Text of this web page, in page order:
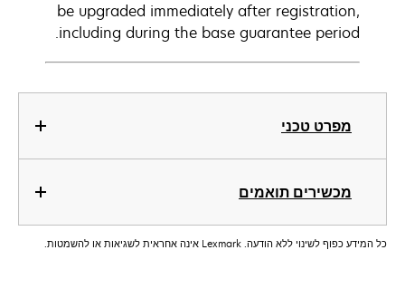
מפרט טכני
מכשירים תואמים
be upgraded immediately after registration,
including during the base guarantee period.
כל המידע כפוף לשינוי ללא הודעה. Lexmark אינה אחראית לשגיאות או להשמטות.